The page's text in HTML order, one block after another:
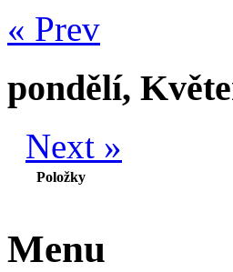
« Prev
pondělí,
Next »
Položky
Menu